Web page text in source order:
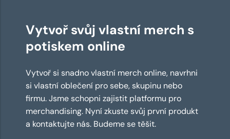
Vytvoř svůj vlastní merch s
potiskem online
Vytvoř si snadno vlastní merch online, navrhni
si vlastní oblečení pro sebe, skupinu nebo
firmu. Jsme schopni zajistit platformu pro
merchandising. Nyní zkuste svůj první produkt
a kontaktujte nás. Budeme se těšit.